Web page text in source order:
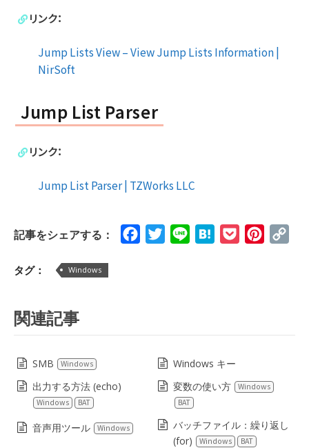
リンク：
Jump Lists View – View Jump Lists Information |
NirSoft
Jump List Parser
リンク：
Jump List Parser | TZWorks LLC
記事をシェアする： FacebookTwitterLine HatenaPocket
タグ： Windows
関連記事
SMB Windows
Windows キー
出力する方法 (echo)
Windows BAT
変数の使い方
Windows
BAT
音声用ツール Windows
バッチファイル：繰り返し
(for)
Windows BAT